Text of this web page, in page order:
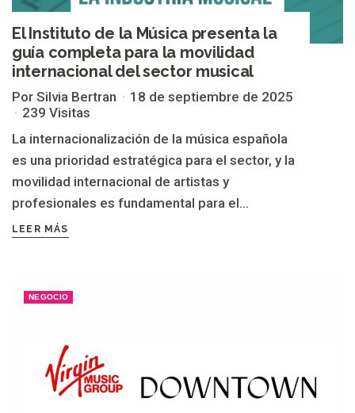
El Instituto de la Música presenta la
guía completa para la movilidad
internacional del sector musical
Por Silvia Bertran
18 de septiembre de 2025
239 Visitas
La internacionalización de la música española
es una prioridad estratégica para el sector, y la
movilidad internacional de artistas y
profesionales es fundamental para el...
LEER MÁS
NEGOCIO